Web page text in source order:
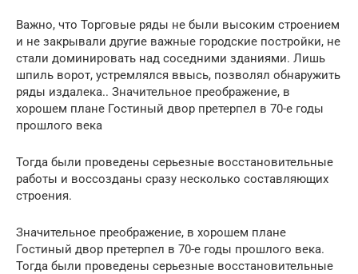
Важно, что Торговые ряды не были высоким строением
и не закрывали другие важные городские постройки, не
стали доминировать над соседними зданиями. Лишь
шпиль ворот, устремлялся ввысь, позволял обнаружить
ряды издалека.. Значительное преображение, в
хорошем плане Гостиный двор претерпел в 70-е годы
прошлого века
Тогда были проведены серьезные восстановительные
работы и воссозданы сразу несколько составляющих
строения.
Значительное преображение, в хорошем плане
Гостиный двор претерпел в 70-е годы прошлого века.
Тогда были проведены серьезные восстановительные